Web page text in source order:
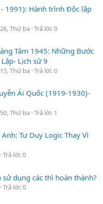
1991): Hành trình Độc lập
Thứ ba Trả lời: 0
Tám 1945: Những Bước
Lịch sử 9
Thứ ba Trả lời: 0
Ái Quốc (1919-1930)-
Thứ ba Trả lời: 1
Tư Duy Logic Thay Vì
Trả lời: 0
dụng các thì hoàn thành?
Trả lời: 0